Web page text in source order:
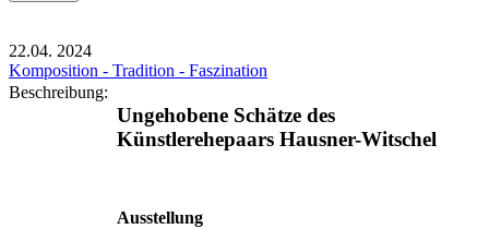
22.04. 2024
Komposition - Tradition - Faszination
Beschreibung:
Ungehobene Schätze des
Künstlerehepaars Hausner-Witschel
Ausstellung